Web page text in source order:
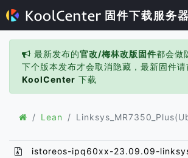
固件下载服务器
最新发布的官改/梅林改版固件都会做
下个版本发布才会取消隐藏，最新固件请
KoolCenter 下载
Lean
istoreos-ipq60xx-23.09.09-